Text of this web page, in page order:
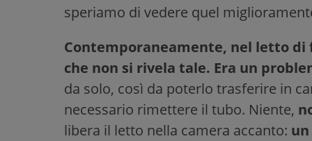
speriamo di vedere quel
Contemporaneamente, nel letto di
che non si rivela tale. Era un
da solo, così da poterlo trasferire in
necessario rimettere il tubo. Niente,
libera il letto nella camera accanto: